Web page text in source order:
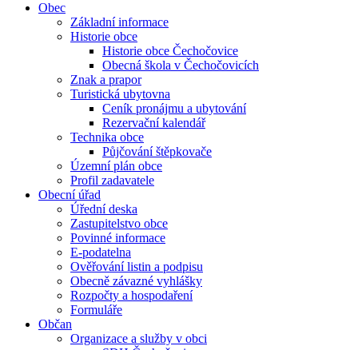
Obec
Základní informace
Historie obce
Historie obce Čechočovice
Obecná škola v Čechočovicích
Znak a prapor
Turistická ubytovna
Ceník pronájmu a ubytování
Rezervační kalendář
Technika obce
Půjčování štěpkovače
Územní plán obce
Profil zadavatele
Obecní úřad
Úřední deska
Zastupitelstvo obce
Povinné informace
E-podatelna
Ověřování listin a podpisu
Obecně závazné vyhlášky
Rozpočty a hospodaření
Formuláře
Občan
Organizace a služby v obci